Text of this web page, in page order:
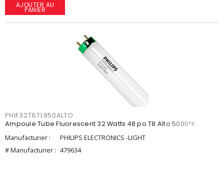
AJOUTER AU
PANIER
PHIF32T8TL950ALTO
Ampoule Tube Fluorescent 32 Watts 48 po T8 Alto 5000°K
Manufacturier :
PHILIPS ELECTRONICS -LIGHT
# Manufacturier : 479634